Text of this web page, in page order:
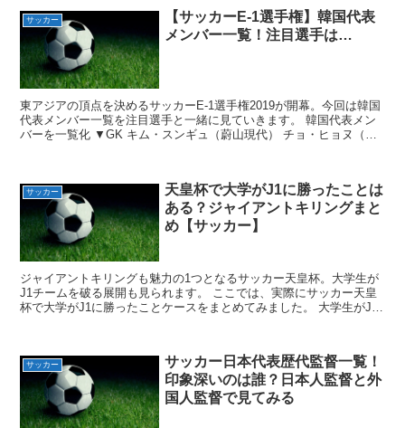
サッカー
【サッカーE-1選手権】韓国代表
メンバー一覧！注目選手は…
東アジアの頂点を決めるサッカーE-1選手権2019が開幕。今回は韓国
代表メンバー一覧を注目選手と一緒に見ていきます。 韓国代表メン
バーを一覧化 ▼GK キム・スンギュ（蔚山現代） チョ・ヒョヌ（大
サッカー
天皇杯で大学がJ1に勝ったことは
ある？ジャイアントキリングまと
め【サッカー】
ジャイアントキリングも魅力の1つとなるサッカー天皇杯。大学生が
J1チームを破る展開も見られます。 ここでは、実際にサッカー天皇
杯で大学がJ1に勝ったことケースをまとめてみました。 大学生がJ1
サッカー
サッカー日本代表歴代監督一覧！
印象深いのは誰？日本人監督と外
国人監督で見てみる